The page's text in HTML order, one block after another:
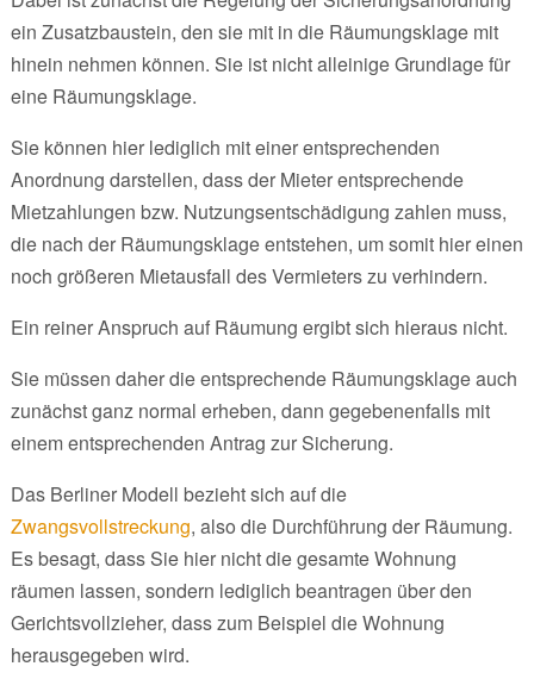
ein Zusatzbaustein, den sie mit in die Räumungsklage mit
hinein nehmen können. Sie ist nicht alleinige Grundlage für
eine Räumungsklage.
Sie können hier lediglich mit einer entsprechenden
Anordnung darstellen, dass der Mieter entsprechende
Mietzahlungen bzw. Nutzungsentschädigung zahlen muss,
die nach der Räumungsklage entstehen, um somit hier einen
noch größeren Mietausfall des Vermieters zu verhindern.
Ein reiner Anspruch auf Räumung ergibt sich hieraus nicht.
Sie müssen daher die entsprechende Räumungsklage auch
zunächst ganz normal erheben, dann gegebenenfalls mit
einem entsprechenden Antrag zur Sicherung.
Das Berliner Modell bezieht sich auf die
Zwangsvollstreckung, also die Durchführung der Räumung.
Es besagt, dass Sie hier nicht die gesamte Wohnung
räumen lassen, sondern lediglich beantragen über den
Gerichtsvollzieher, dass zum Beispiel die Wohnung
herausgegeben wird.